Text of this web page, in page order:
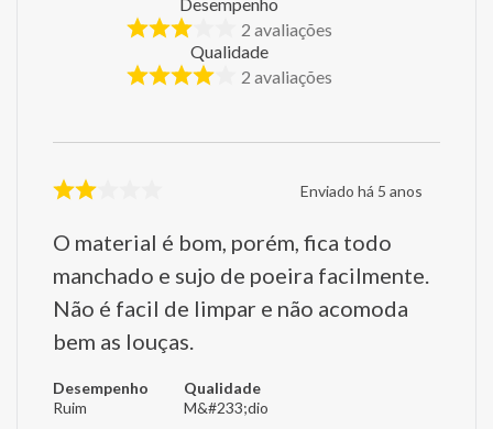
2 avaliações
Qualidade
2 avaliações
Enviado há 5 anos
O material é bom, porém, fica todo
manchado e sujo de poeira facilmente.
Não é facil de limpar e não acomoda
bem as louças.
Desempenho
Ruim
Qualidade
M&#233;dio